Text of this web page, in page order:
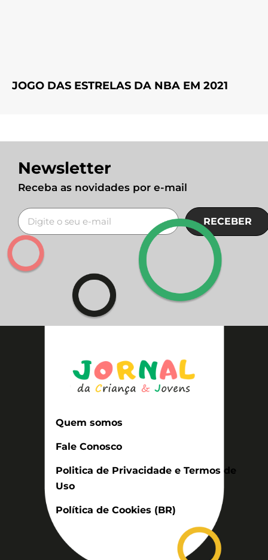
JOGO DAS ESTRELAS DA NBA EM 2021
Newsletter
Receba as novidades por e-mail
RECEBER
Quem somos
Fale Conosco
Politica de Privacidade e Termos de
Uso
Política de Cookies (BR)